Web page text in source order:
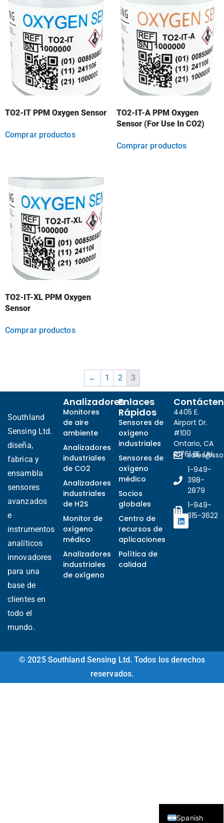
TO2-IT PPM Oxygen Sensor
Comprar productos
TO2-IT-A PPM Oxygen
Sensor (For Use In CO2)
Comprar productos
TO2-IT-XL PPM Oxygen
Sensor
Comprar productos
← 1 2 3
Southland
Sensing Ltd.
diseña,
fabrica y
ensambla
sensores
avanzados
e
instrumentos
analíticos
innovadores
para una
base de
clientes en
todo el
mundo.
Analizadores
Monitores
de aire
ambiente
Analizadores
industriales
de CO2
Analizadores
industriales
de H2S
Monitor de
oxígeno
médico
Analizadores
industriales
de oxígeno
Enlaces
Rápidos
Sensores de
oxígeno
industriales
Sensores de
oxígeno
médico
Socios
globales
Centro de
recursos de
aplicaciones
Política de
calidad
4405 E.
Airport Dr.
#100
Ontario, CA
91761 EE. UU.
1-949-
398-
2879
1-949-
315-3622
© 2025 Southland Sensing Ltd. Todos los derechos
reservados.
Spanish
Vietnamese
Turkish